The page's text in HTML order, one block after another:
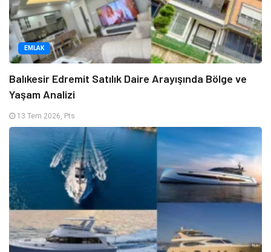
EMLAK
Balıkesir Edremit Satılık Daire Arayışında Bölge ve
Yaşam Analizi
13 Tem 2026, Pts